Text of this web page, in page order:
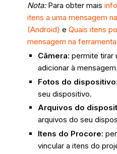
Nota: Para obter mais
itens a uma mensagem
(Android) e Quais itens
mensagem na
Câmera: permite tirar
adicionar à mensagem.
Fotos do dispositivo
seu dispositivo.
Arquivos do
arquivos do seu
Itens do Procore:
vincular a itens do